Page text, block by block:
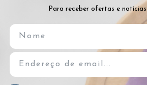
Para receber ofertas e